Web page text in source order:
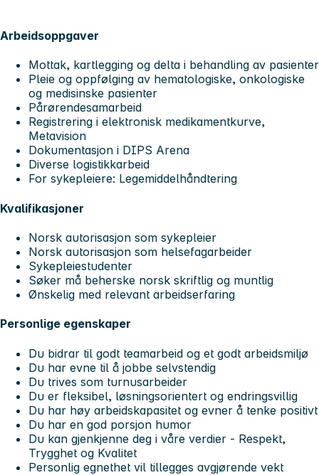
Arbeidsoppgaver
Mottak, kartlegging og delta i behandling av pasienter
Pleie og oppfølging av hematologiske, onkologiske
og medisinske pasienter
Pårørendesamarbeid
Registrering i elektronisk medikamentkurve,
Metavision
Dokumentasjon i DIPS Arena
Diverse logistikkarbeid
For sykepleiere: Legemiddelhåndtering
Kvalifikasjoner
Norsk autorisasjon som sykepleier
Norsk autorisasjon som helsefagarbeider
Sykepleiestudenter
Søker må beherske norsk skriftlig og muntlig
Ønskelig med relevant arbeidserfaring
Personlige egenskaper
Du bidrar til godt teamarbeid og et godt arbeidsmiljø
Du har evne til å jobbe selvstendig
Du trives som turnusarbeider
Du er fleksibel, løsningsorientert og endringsvillig
Du har høy arbeidskapasitet og evner å tenke positivt
Du har en god porsjon humor
Du kan gjenkjenne deg i våre verdier - Respekt,
Trygghet og Kvalitet
Personlig egnethet vil tillegges avgjørende vekt